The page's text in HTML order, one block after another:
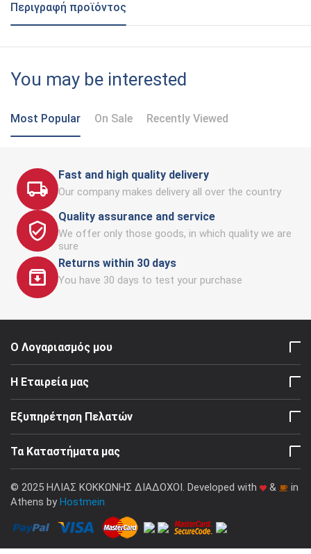
Περιγραφή προϊόντος
You may be interested
Most Popular On Sale Recently Viewed
Fast and high quality delivery
Our company makes delivery all over the country
Quality assurance and service
We offer only those goods, in which quality we are
sure
Returns within 30 days
You have 30 days to test your purchase
Ο Λογαριασμός μου
Η Εταιρεία μας
Εξυπηρέτηση Πελατών
Τα Καταστήματα μας
© 2025 ΗΛΙΑΣ ΚΟΚΚΩΝΗΣ ΔΙΑΔΟΧΟΙ. Developed with &
in
Athens by Hostmein